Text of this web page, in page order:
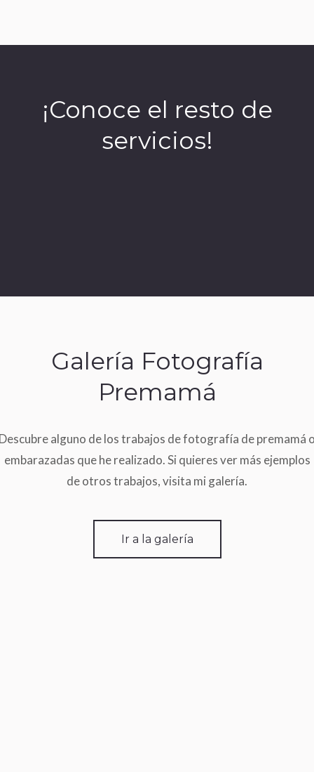
¡Conoce el resto de
servicios!
Galería Fotografía
Premamá
alguno de los trabajos de fotografía de premamá
embarazadas que he realizado. Si quieres ver más ejemplos
de otros trabajos, visita mi galería.
Ir a la galería